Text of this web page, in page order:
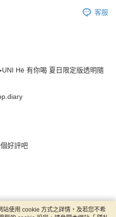
客服
Hē 有你喝 夏日限定版透明隨
好評吧
使用 cookie 方式之詳情，及若您不希